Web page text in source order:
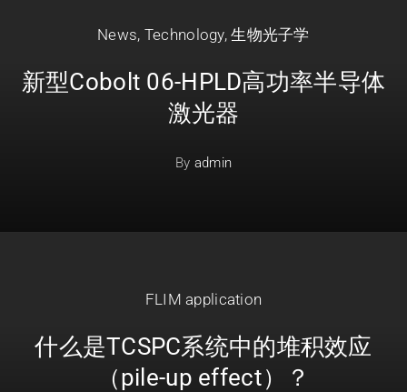
News, Technology,生物光子学
新型Cobolt 06-HPLD高功率半导体
激光器
By admin
FLIM application
什么是TCSPC系统中的堆积效应
（pile-up effect）？